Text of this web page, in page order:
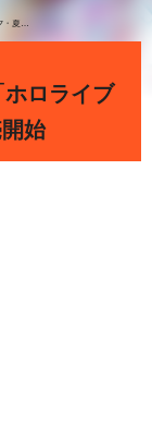
ホロライブVTuberと過ごせる「ホロライブ 七夕・夏祭りボイス2021」販売開始
ロライブ
始